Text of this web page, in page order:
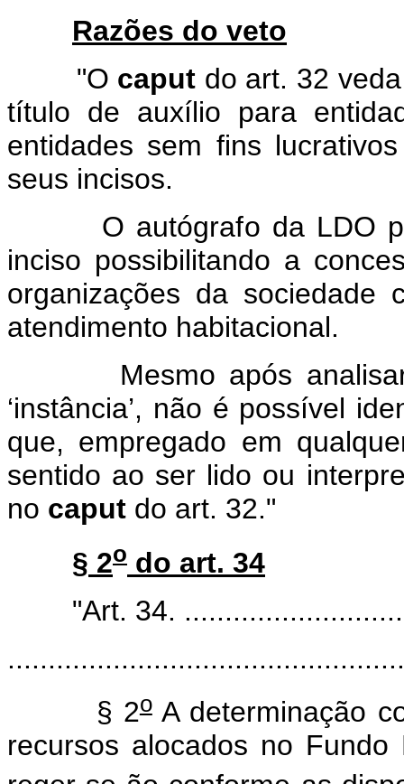
Razões do veto
"O caput do art. 32
título de auxílio para
entidades sem fins
seus incisos.
O autógrafo da LDO
inciso possibilitando a
organizações da sociedade
atendimento habitacional.
Mesmo após analisar
‘instância’, não é possível
que, empregado em
sentido ao ser lido ou
no caput do art. 32."
§ 2o do art. 34
"Art. 34.
§ 2oA determinação
recursos alocados no